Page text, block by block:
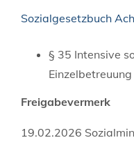
Sozialgesetzbuch
§ 35 Intensive
Einzelbetreuung
Freigabevermerk
19.02.2026